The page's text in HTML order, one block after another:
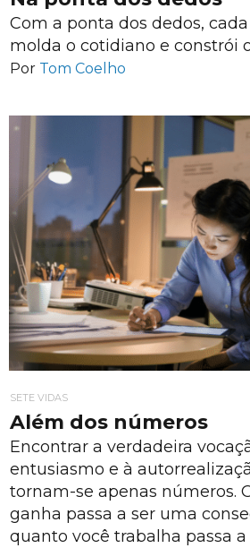
Com a ponta dos dedos,
molda o cotidiano e constrói
Por Tom Coelho
SETE VIDAS
Além dos números
Encontrar a verdadeira
entusiasmo e à
tornam-se apenas números.
ganha passa a ser uma
quanto você trabalha passa